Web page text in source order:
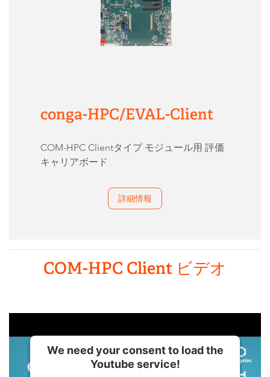
conga-HPC/EVAL-Client
COM-HPC Clientタイプ モジュール用 評価
キャリアボード
詳細情報
COM-HPC Client ビデオ
We need your consent to load the
Youtube service!